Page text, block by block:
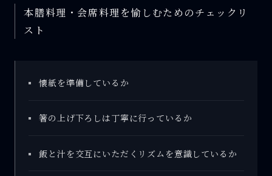
本膳料理・会席料理を愉しむためのチェックリ
スト
懐紙を準備しているか
箸の上げ下ろしは丁寧に行っているか
飯と汁を交互にいただくリズムを意識しているか